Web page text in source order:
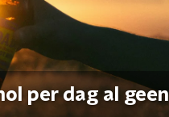
per dag al geen